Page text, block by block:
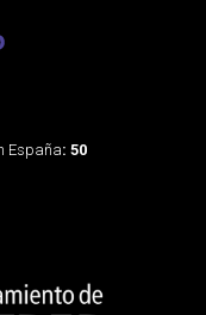
España: 50